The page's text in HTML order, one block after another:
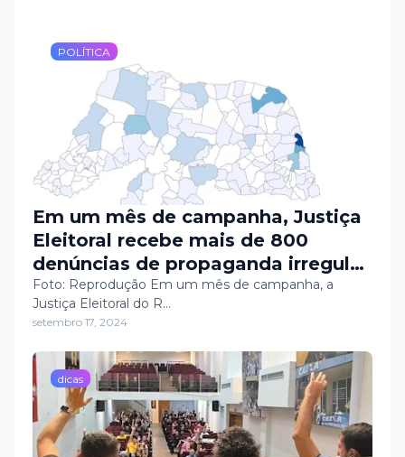
POLÍTICA
Em um mês de campanha, Justiça
Eleitoral recebe mais de 800
denúncias de propaganda irregular
no RN
Foto: Reprodução Em um mês de campanha, a
Justiça Eleitoral do R…
setembro 17, 2024
dicas